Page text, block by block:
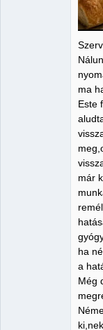
ma
Este
már
ha
a
Még